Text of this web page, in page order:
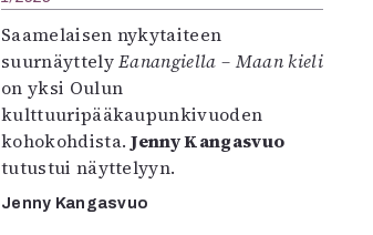
Saamelaisen nykytaiteen
suurnäyttelyEanangiella – Maan kieli
on yksi Oulun
kulttuuripääkaupunkivuoden
kohokohdista.Jenny Kangasvuo
tutustui näyttelyyn.
Jenny Kangasvuo